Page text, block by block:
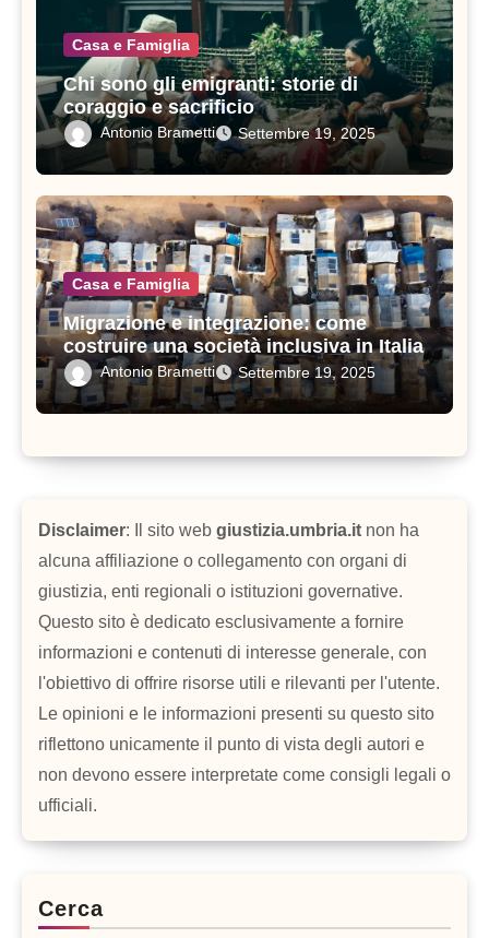
Casa e Famiglia
Chi sono gli emigranti: storie di
coraggio e sacrificio
Antonio Brametti Settembre 19, 2025
Casa e Famiglia
Migrazione e integrazione: come
costruire una società inclusiva in Italia
Antonio Brametti Settembre 19, 2025
Disclaimer: Il sito web giustizia.umbria.it non ha
alcuna affiliazione o collegamento con organi di
giustizia, enti regionali o istituzioni governative.
Questo sito è dedicato esclusivamente a fornire
informazioni e contenuti di interesse generale, con
l'obiettivo di offrire risorse utili e rilevanti per l'utente.
Le opinioni e le informazioni presenti su questo sito
riflettono unicamente il punto di vista degli autori e
non devono essere interpretate come consigli legali o
ufficiali.
Cerca